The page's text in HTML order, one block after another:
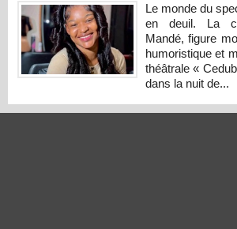
Le monde du
en deuil. La
Mandé, figure
humoristique et
théâtrale «
dans la nuit de...